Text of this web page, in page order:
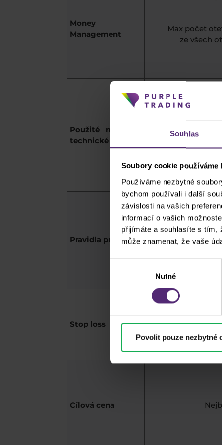
Souhlas
Soubory cookie
Používáme nezbytné
bychom používali i další
závislosti na vašich
informací o vašich
přijímáte a souhlasíte s tím,
může znamenat, že vaše
Nutné
Povolit pouze nezbytné
Money
Management
Max počet
ze všech
Použité metody
technické analýzy
Pravidla pro vstup
Klesající
pullbacku,
Rostoucí
pullbacku kdy
Stop loss
SL je nad high
Cílová cena